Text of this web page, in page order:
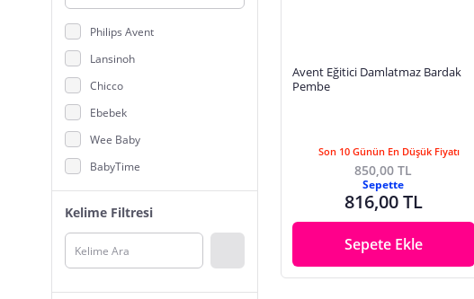
Philips Avent
Lansinoh
Chicco
Ebebek
Wee Baby
BabyTime
Dr.Brown's
Playtex
Materni
Kelime Filtresi
Avent Eğitici Damlatmaz Bardak
Pembe
Son 10 Günün En Düşük Fiyatı
850,00 TL
Sepette
816,00 TL
Sepete Ekle